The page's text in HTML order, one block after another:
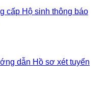
cấp Hộ sinh thông báo
dẫn Hồ sơ xét tuyển